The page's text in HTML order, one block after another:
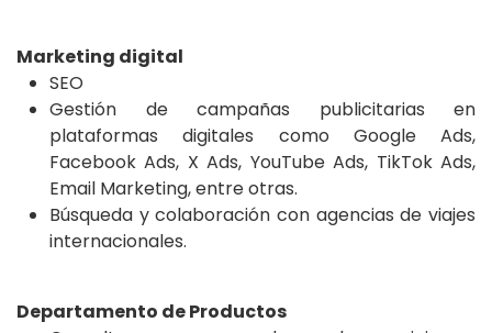
Marketing digital
SEO
Gestión de campañas publicitarias en
plataformas digitales como Google Ads,
Facebook Ads, X Ads, YouTube Ads, TikTok Ads,
Email Marketing, entre otras.
Búsqueda y colaboración con agencias de viajes
internacionales.
Departamento de Productos